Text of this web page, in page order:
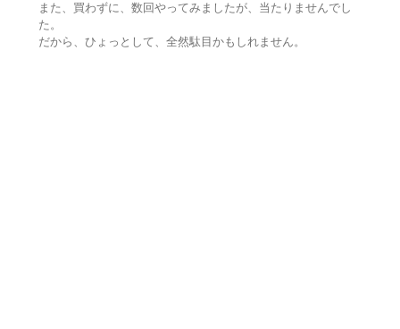
また、買わずに、数回やってみましたが、当たりませんでし
た。
だから、ひょっとして、全然駄目かもしれません。